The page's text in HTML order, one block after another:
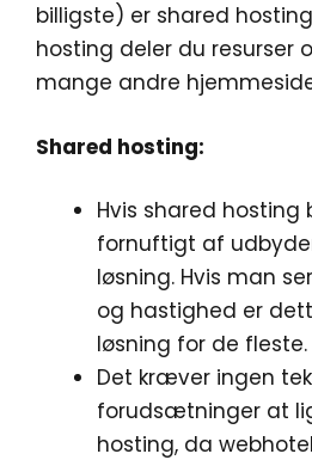
billigste) er shared
hosting deler du resurser
mange andre
Shared hosting:
Hvis shared hosting
fornuftigt af
løsning. Hvis man
og hastighed er
løsning for de fleste.
Det kræver ingen
forudsætninger at
hosting, da